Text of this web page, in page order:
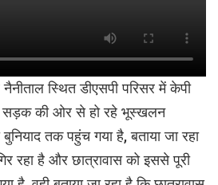
स्थित डीएसपी परिसर में केपी
सड़क की ओर से हो रहे भूस्खलन
तक पहुंच गया है, बताया जा रहा
रहा है और छात्रावास को इससे पूरी